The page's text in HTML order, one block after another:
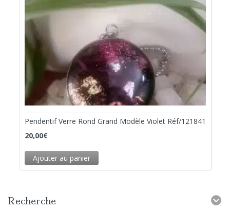
Pendentif Verre Rond Grand Modèle Violet Réf/121841
20,00€
Ajouter au panier
Recherche